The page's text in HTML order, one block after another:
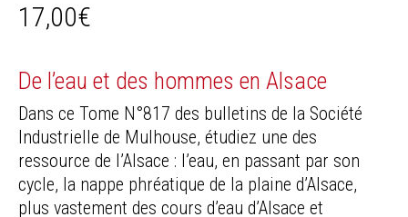
17,00€
De l’eau et des hommes en Alsace
Dans ce Tome N°817 des bulletins de la Société
Industrielle de Mulhouse, étudiez une des
ressource de l’Alsace : l’eau, en passant par son
cycle, la nappe phréatique de la plaine d’Alsace,
plus vastement des cours d’eau d’Alsace et